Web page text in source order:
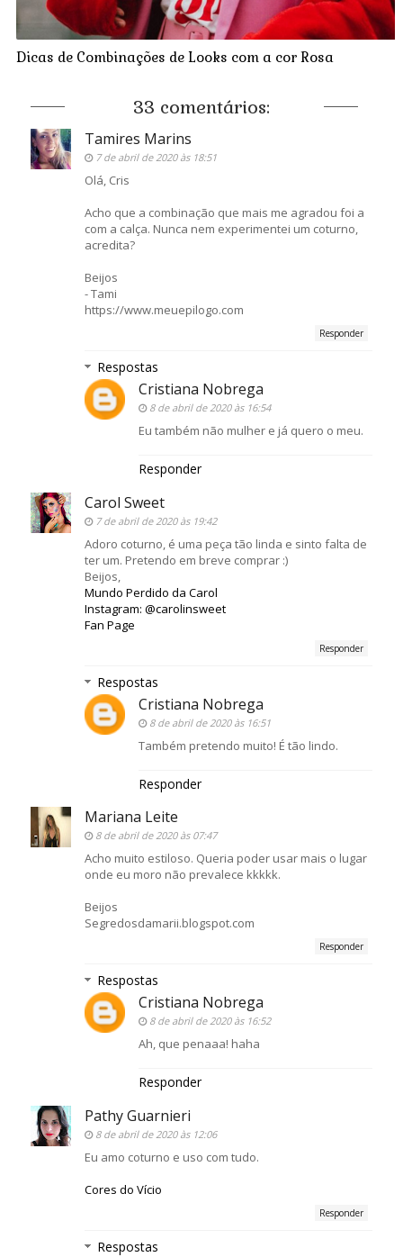
Dicas de Combinações de Looks com a cor Rosa
33 comentários:
Tamires Marins
7 de abril de 2020 às 18:51
Olá, Cris
Acho que a combinação que mais me agradou foi a
com a calça. Nunca nem experimentei um coturno,
acredita?
Beijos
- Tami
https://www.meuepilogo.com
Responder
Respostas
Cristiana Nobrega
8 de abril de 2020 às 16:54
Eu também não mulher e já quero o meu.
Responder
Carol Sweet
7 de abril de 2020 às 19:42
Adoro coturno, é uma peça tão linda e sinto falta de
ter um. Pretendo em breve comprar :)
Beijos,
Mundo Perdido da Carol
Instagram: @carolinsweet
Fan Page
Responder
Respostas
Cristiana Nobrega
8 de abril de 2020 às 16:51
Também pretendo muito! É tão lindo.
Responder
Mariana Leite
8 de abril de 2020 às 07:47
Acho muito estiloso. Queria poder usar mais o lugar
onde eu moro não prevalece kkkkk.
Beijos
Segredosdamarii.blogspot.com
Responder
Respostas
Cristiana Nobrega
8 de abril de 2020 às 16:52
Ah, que penaaa! haha
Responder
Pathy Guarnieri
8 de abril de 2020 às 12:06
Eu amo coturno e uso com tudo.
Cores do Vício
Responder
Respostas